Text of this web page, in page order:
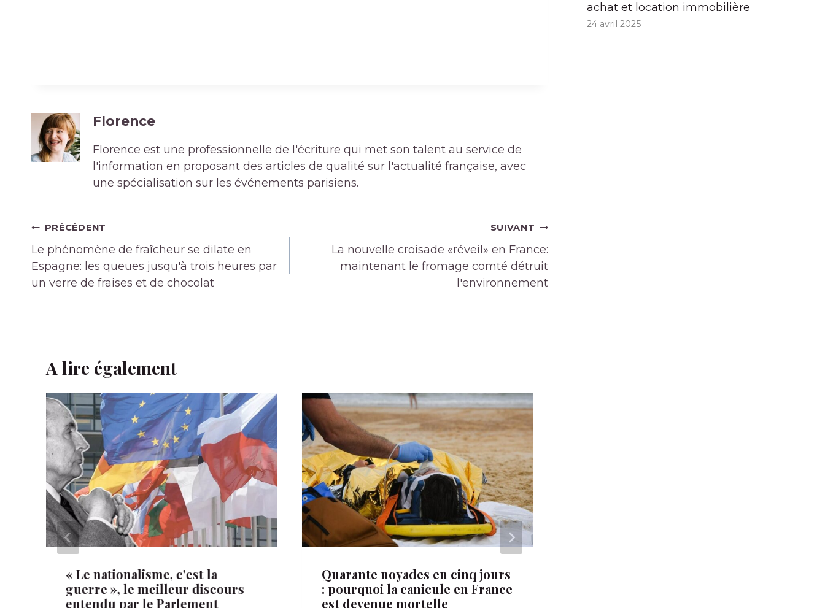
Florence
Florence est une professionnelle de l'écriture qui met son talent au service de
l'information en proposant des articles de qualité sur l'actualité française, avec
une spécialisation sur les événements parisiens.
Navigation
de
l’article
PRÉCÉDENT
Le phénomène de fraîcheur se dilate en
Espagne: les queues jusqu'à trois heures par
un verre de fraises et de chocolat
SUIVANT
La nouvelle croisade «réveil» en France:
maintenant le fromage comté détruit
l'environnement
A lire également
« Le nationalisme, c'est la
guerre », le meilleur discours
entendu par le Parlement
Quarante noyades en cinq jours
: pourquoi la canicule en France
est devenue mortelle
achat et location immobilière
24 avril 2025